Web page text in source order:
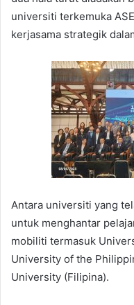
universiti terkemuka
kerjasama strategik
Antara universiti yang
untuk menghantar
mobiliti termasuk
University of the
University (Filipina).